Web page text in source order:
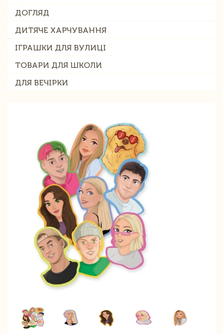
ДОГЛЯД
ДИТЯЧЕ ХАРЧУВАННЯ
ІГРАШКИ ДЛЯ ВУЛИЦІ
ТОВАРИ ДЛЯ ШКОЛИ
ДЛЯ ВЕЧІРКИ